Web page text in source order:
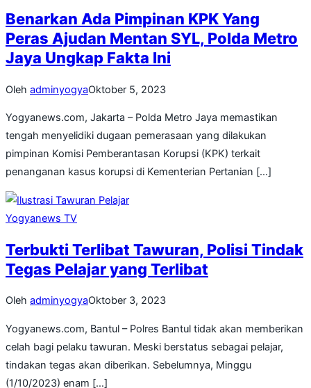
Benarkan Ada Pimpinan KPK Yang
Peras Ajudan Mentan SYL, Polda Metro
Jaya Ungkap Fakta Ini
Oleh adminyogyaOktober 5, 2023
Yogyanews.com, Jakarta – Polda Metro Jaya memastikan
tengah menyelidiki dugaan pemerasaan yang dilakukan
pimpinan Komisi Pemberantasan Korupsi (KPK) terkait
penanganan kasus korupsi di Kementerian Pertanian […]
Yogyanews TV
Terbukti Terlibat Tawuran, Polisi Tindak
Tegas Pelajar yang Terlibat
Oleh adminyogyaOktober 3, 2023
Yogyanews.com, Bantul – Polres Bantul tidak akan memberikan
celah bagi pelaku tawuran. Meski berstatus sebagai pelajar,
tindakan tegas akan diberikan. Sebelumnya, Minggu
(1/10/2023) enam […]